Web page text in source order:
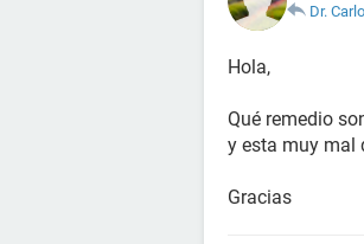
Dr.
Hola,
Qué remedio
y esta muy mal
Gracias